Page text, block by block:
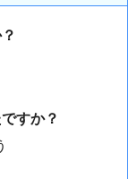
すか？